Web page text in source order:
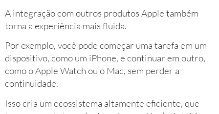
A integração com outros produtos Apple também
torna a experiência mais fluida.
Por exemplo, você pode começar uma tarefa em um
dispositivo, como um iPhone, e continuar em outro,
como o Apple Watch ou o Mac, sem perder a
continuidade.
Isso cria um ecossistema altamente eficiente, que